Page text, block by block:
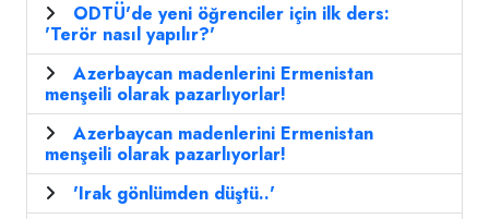
ODTÜ'de yeni öğrenciler için ilk ders:
'Terör nasıl yapılır?'
Azerbaycan madenlerini Ermenistan
menşeili olarak pazarlıyorlar!
Azerbaycan madenlerini Ermenistan
menşeili olarak pazarlıyorlar!
'Irak gönlümden düştü..'